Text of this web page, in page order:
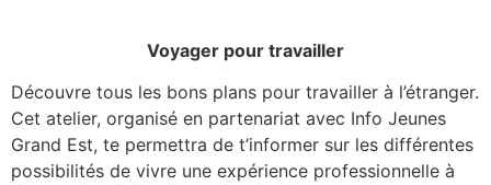
Voyager pour travailler
Découvre tous les bons plans pour travailler à l’étranger.
Cet atelier, organisé en partenariat avec Info Jeunes
Grand Est, te permettra de t’informer sur les différentes
possibilités de vivre une expérience professionnelle à